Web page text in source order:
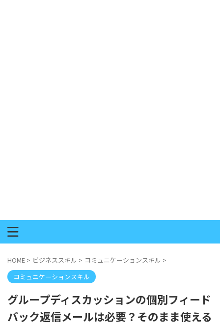
HOME > ビジネススキル > コミュニケーションスキル >
コミュニケーションスキル
グループディスカッションの個別フィード
バック返信メールは必要？そのまま使える